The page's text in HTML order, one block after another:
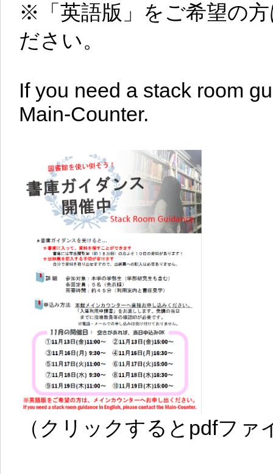
※「英語版」をご希望の
ださい。
If you need a stack room
Main-Counter.
（クリックするとpdfフ